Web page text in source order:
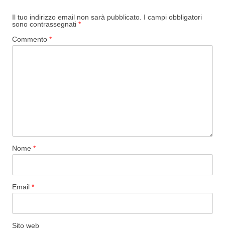
Il tuo indirizzo email non sarà pubblicato. I campi obbligatori
sono contrassegnati *
Commento *
Nome *
Email *
Sito web